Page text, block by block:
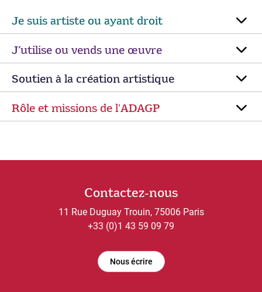
Je suis artiste ou ayant droit
J’utilise ou vends une œuvre
Soutien à la création artistique
Rôle et missions de lʼADAGP
Contactez-nous
11 Rue Duguay Trouin, 75006 Paris
+33 (0)1 43 59 09 79
Nous écrire